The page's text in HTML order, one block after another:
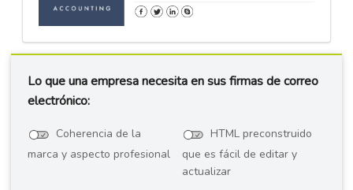
Lo que una empresa necesita en sus firmas de correo
electrónico:
Coherencia de la
marca y aspecto profesional
HTML preconstruido
que es fácil de editar y
actualizar